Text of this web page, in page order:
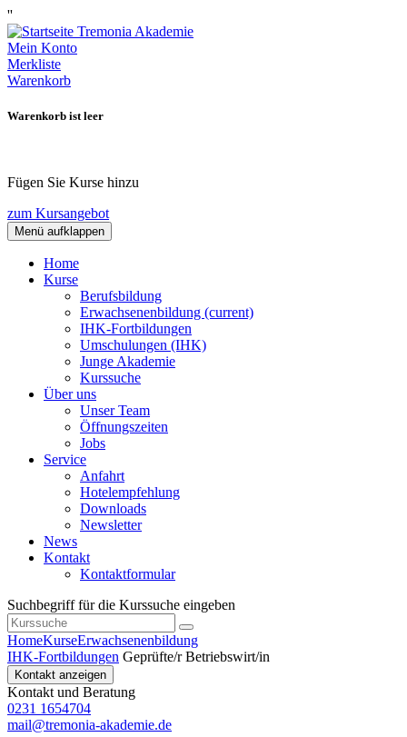
''
Mein Konto
Merkliste
Warenkorb
Warenkorb ist leer
Fügen Sie Kurse hinzu
zum Kursangebot
Menü aufklappen
Home
Kurse
Berufsbildung
Erwachsenenbildung (current)
IHK-Fortbildungen
Umschulungen (IHK)
Junge Akademie
Kurssuche
Über uns
Unser Team
Öffnungszeiten
Jobs
Service
Anfahrt
Hotelempfehlung
Downloads
Newsletter
News
Kontakt
Kontaktformular
Suchbegriff für die Kurssuche eingeben
HomeKurseErwachsenenbildung
IHK-Fortbildungen Geprüfte/r Betriebswirt/in
Kontakt anzeigen
Kontakt und Beratung
0231 1654704
mail@tremonia-akademie.de